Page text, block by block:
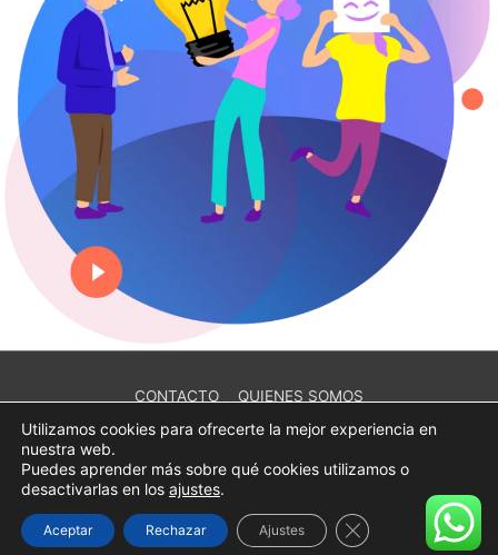
CONTACTO
QUIENES SOMOS
POLÍTICA DE PRIVACIDAD
AVISO LEGAL
Copyright © 2026 IMRECOBROS | Desarrollado por Blanca
Ranera Gine
Utilizamos cookies para ofrecerte la mejor experiencia en
nuestra web.
Puedes aprender más sobre qué cookies utilizamos o
desactivarlas en los ajustes.
Aceptar Rechazar Ajustes Cerrar el banner de